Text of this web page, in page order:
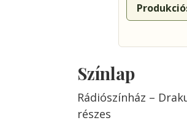
Színlap
Rádiószínház –
részes